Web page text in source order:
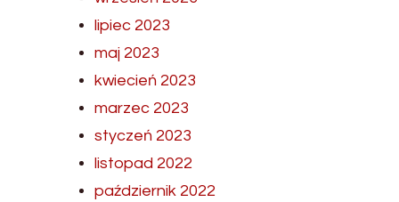
lipiec 2023
maj 2023
kwiecień 2023
marzec 2023
styczeń 2023
listopad 2022
październik 2022